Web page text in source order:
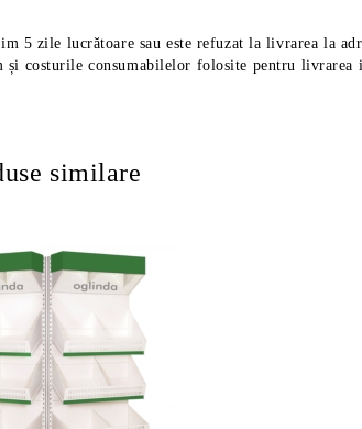
5 zile lucrătoare sau este refuzat la livrarea la
și costurile consumabilelor folosite pentru
similare